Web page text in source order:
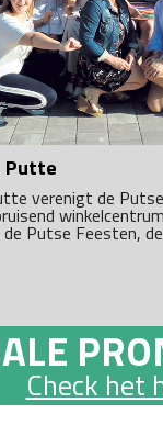
Putte
verenigt de
Putse Feesten,
Check het